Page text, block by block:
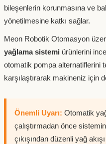
bileşenlerin korunmasına ve
yönetilmesine katkı sağlar.
Meon Robotik Otomasyon
yağlama sistemi ürünlerini
otomatik pompa alternatiflerini
karşılaştırarak makineniz için
Önemli Uyarı: Otomatik
çalıştırmadan önce
çıkışından düzenli yağ